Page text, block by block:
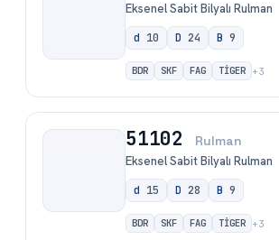
Eksenel Sabit Bilyalı Rulman
d 10 D 24 B 9
BDR SKF FAG TİGER +3
51102 Rulman
Eksenel Sabit Bilyalı Rulman
d 15 D 28 B 9
BDR SKF FAG TİGER +3